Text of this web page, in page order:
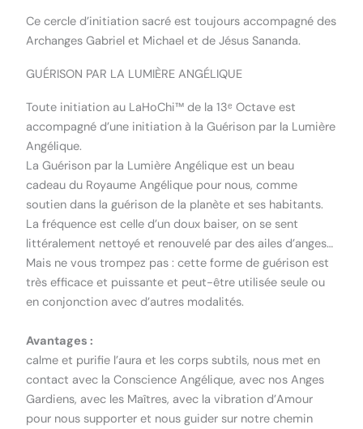
Ce cercle d’initiation sacré est toujours accompagné des
Archanges Gabriel et Michael et de Jésus Sananda.
GUÉRISON PAR LA LUMIÈRE ANGÉLIQUE
Toute initiation au LaHoChi™ de la 13ᵉ Octave est
accompagné d’une initiation à la Guérison par la Lumière
Angélique.
La Guérison par la Lumière Angélique est un beau
cadeau du Royaume Angélique pour nous, comme
soutien dans la guérison de la planète et ses habitants.
La fréquence est celle d’un doux baiser, on se sent
littéralement nettoyé et renouvelé par des ailes d’anges…
Mais ne vous trompez pas : cette forme de guérison est
très efficace et puissante et peut-être utilisée seule ou
en conjonction avec d’autres modalités.
Avantages :
calme et purifie l’aura et les corps subtils, nous met en
contact avec la Conscience Angélique, avec nos Anges
Gardiens, avec les Maîtres, avec la vibration d’Amour
pour nous supporter et nous guider sur notre chemin